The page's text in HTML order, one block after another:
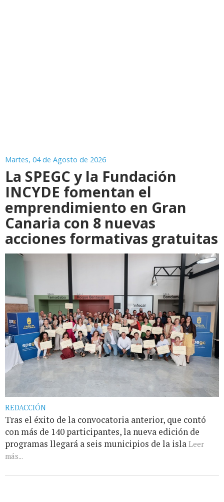
Martes, 04 de Agosto de 2026
La SPEGC y la Fundación
INCYDE fomentan el
emprendimiento en Gran
Canaria con 8 nuevas
acciones formativas gratuitas
REDACCIÓN
Tras el éxito de la convocatoria anterior, que contó
con más de 140 participantes, la nueva edición de
programas llegará a seis municipios de la isla Leer
más...